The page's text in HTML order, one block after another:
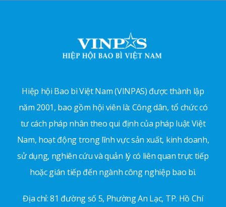
Hiệp hội Bao bì Việt Nam (VINPAS) được thành lập
năm 2001, bao gồm hội viên là: Công dân, tổ chức có
tư cách pháp nhân theo qui định của pháp luật Việt
Nam, hoạt động trong lĩnh vực sản xuất, kinh doanh,
sử dụng, nghiên cứu và quản lý có liên quan trực tiếp
hoặc gián tiếp đến ngành công nghiệp bao bì.
Địa chỉ: 81 đường số 5, Phường An Lạc, TP. Hồ Chí